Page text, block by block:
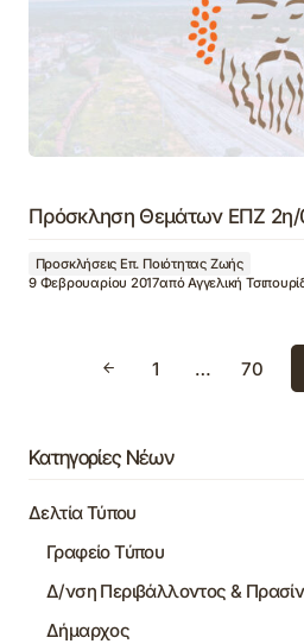
Πρόσκληση Θεμάτων ΕΠΖ 2η/
Προσκλήσεις Επ. Ποιότητας Ζωής
9 Φεβρουαρίου 2017απόΑγγελική
1 … 70
Κατηγορίες Νέων
Δελτία Τύπου
Γραφείο Τύπου
Δ/νση Περιβάλλοντος &
Δήμαρχος